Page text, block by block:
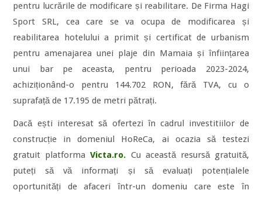
pentru lucrările de modificare și reabilitare. De Firma Hagi
Sport SRL, cea care se va ocupa de modificarea și
reabilitarea hotelului a primit și certificat de urbanism
pentru amenajarea unei plaje din Mamaia și înființarea
unui bar pe aceasta, pentru perioada 2023-2024,
achiziționând-o pentru 144.702 RON, fără TVA, cu o
suprafață de 17.195 de metri pătrați.
Dacă ești interesat să ofertezi în cadrul investitiilor de
construcție in domeniul HoReCa, ai ocazia să testezi
gratuit platformaVicta.ro. Cu această resursă gratuită,
puteți să vă informați și să evaluați potențialele
oportunități de afaceri într-un domeniu care este în